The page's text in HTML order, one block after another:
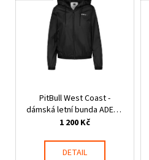
PitBull West Coast -
dámská letní bunda ADENA
černá
1 200 Kč
DETAIL